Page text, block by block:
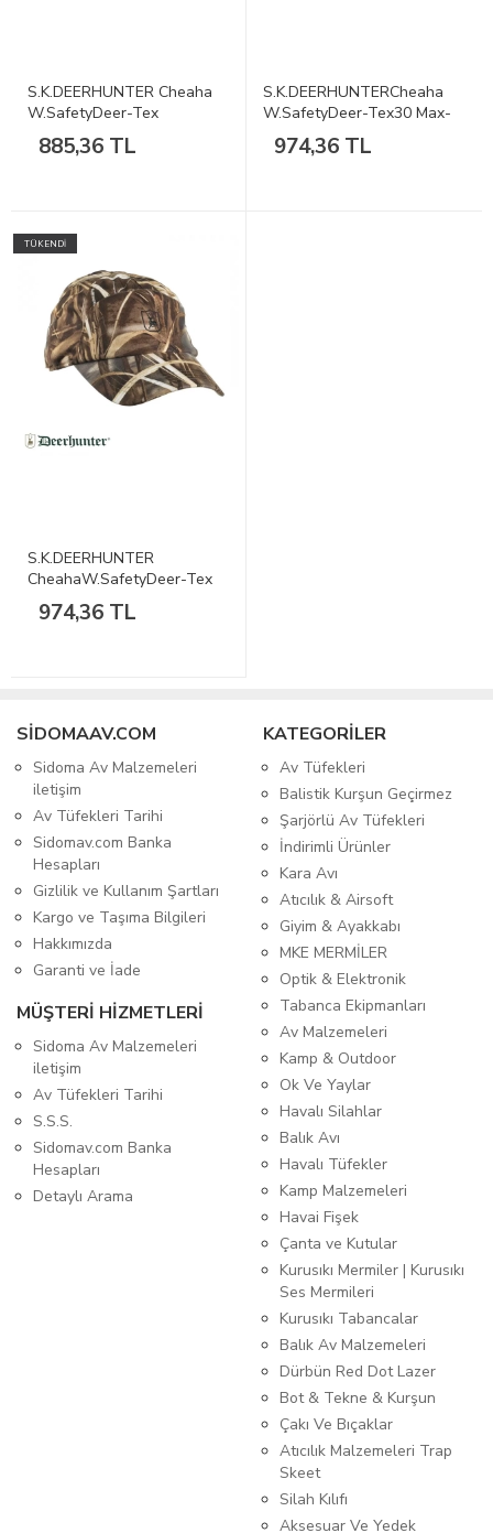
S.K.DEERHUNTER Cheaha
W.SafetyDeer-Tex
50GHŞapka58
885,36 TL
S.K.DEERHUNTERCheaha
W.SafetyDeer-Tex30 Max-
4Şapka
974,36 TL
TÜKENDİ
S.K.DEERHUNTER
CheahaW.SafetyDeer-Tex
30Max-4Şapka
974,36 TL
SIDOMAAV.COM
Sidoma Av Malzemeleri
iletişim
Av Tüfekleri Tarihi
Sidomav.com Banka
Hesapları
Gizlilik ve Kullanım Şartları
Kargo ve Taşıma Bilgileri
Hakkımızda
Garanti ve İade
MÜŞTERİ HİZMETLERİ
Sidoma Av Malzemeleri
iletişim
Av Tüfekleri Tarihi
S.S.S.
Sidomav.com Banka
Hesapları
Detaylı Arama
KATEGORİLER
Av Tüfekleri
Balistik Kurşun Geçirmez
Şarjörlü Av Tüfekleri
İndirimli Ürünler
Kara Avı
Atıcılık & Airsoft
Giyim & Ayakkabı
MKE MERMİLER
Optik & Elektronik
Tabanca Ekipmanları
Av Malzemeleri
Kamp & Outdoor
Ok Ve Yaylar
Havalı Silahlar
Balık Avı
Havalı Tüfekler
Kamp Malzemeleri
Havai Fişek
Çanta ve Kutular
Kurusıkı Mermiler | Kurusıkı
Ses Mermileri
Kurusıkı Tabancalar
Balık Av Malzemeleri
Dürbün Red Dot Lazer
Bot & Tekne & Kurşun
Çakı Ve Bıçaklar
Atıcılık Malzemeleri Trap
Skeet
Silah Kılıfı
Aksesuar Ve Yedek